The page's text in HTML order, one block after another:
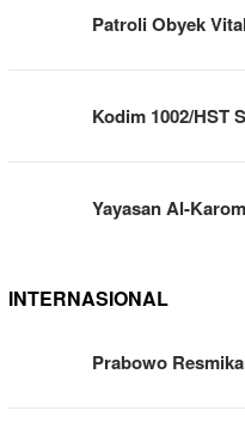
Patroli Obyek
Kodim 1002/HST
Yayasan Al-
INTERNASIONAL
Prabowo